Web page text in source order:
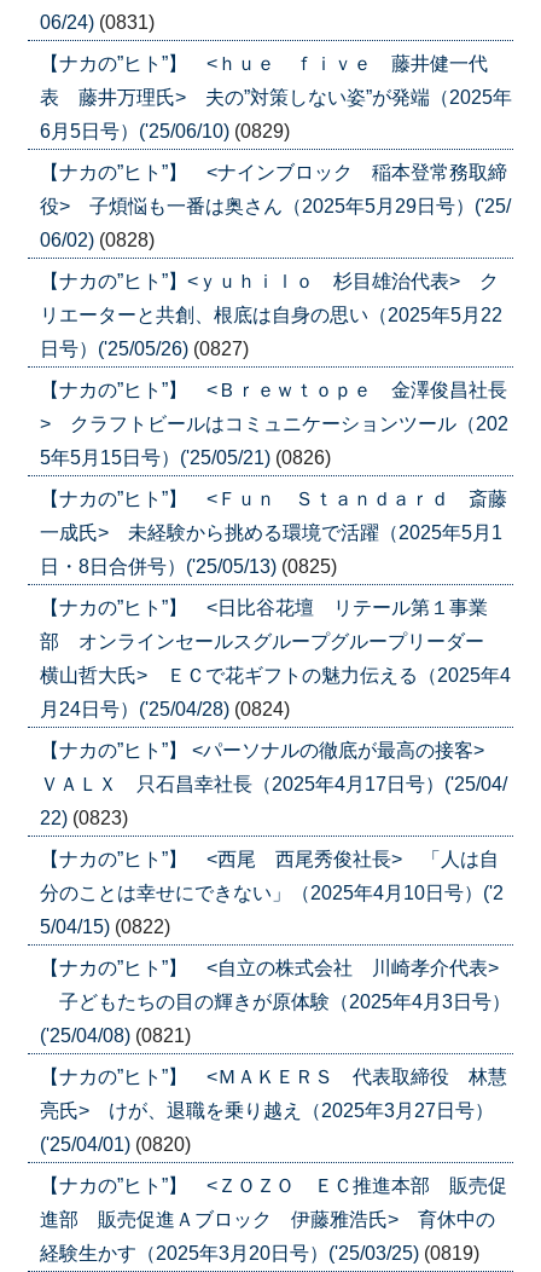
06/24) (0831)
【ナカの”ヒト”】 <ｈｕｅ ｆｉｖｅ 藤井健一代
表 藤井万理氏> 夫の”対策しない姿”が発端（2025年
6月5日号）('25/06/10) (0829)
【ナカの”ヒト”】 <ナインブロック 稲本登常務取締
役> 子煩悩も一番は奥さん（2025年5月29日号）('25/
06/02) (0828)
【ナカの”ヒト”】<ｙｕｈｉｌｏ 杉目雄治代表> ク
リエーターと共創、根底は自身の思い（2025年5月22
日号）('25/05/26) (0827)
【ナカの”ヒト”】 <Ｂｒｅｗｔｏｐｅ 金澤俊昌社長
> クラフトビールはコミュニケーションツール（202
5年5月15日号）('25/05/21) (0826)
【ナカの”ヒト”】 <Ｆｕｎ Ｓｔａｎｄａｒｄ 斎藤
一成氏> 未経験から挑める環境で活躍（2025年5月1
日・8日合併号）('25/05/13) (0825)
【ナカの”ヒト”】 <日比谷花壇 リテール第１事業
部 オンラインセールスグループグループリーダー
横山哲大氏> ＥＣで花ギフトの魅力伝える（2025年4
月24日号）('25/04/28) (0824)
【ナカの”ヒト”】 <パーソナルの徹底が最高の接客>
ＶＡＬＸ 只石昌幸社長（2025年4月17日号）('25/04/
22) (0823)
【ナカの”ヒト”】 <西尾 西尾秀俊社長> 「人は自
分のことは幸せにできない」（2025年4月10日号）('2
5/04/15) (0822)
【ナカの”ヒト”】 <自立の株式会社 川崎孝介代表>
子どもたちの目の輝きが原体験（2025年4月3日号）
('25/04/08) (0821)
【ナカの”ヒト”】 <ＭＡＫＥＲＳ 代表取締役 林慧
亮氏> けが、退職を乗り越え（2025年3月27日号）
('25/04/01) (0820)
【ナカの”ヒト”】 <ＺＯＺＯ ＥＣ推進本部 販売促
進部 販売促進Ａブロック 伊藤雅浩氏> 育休中の
経験生かす（2025年3月20日号）('25/03/25) (0819)